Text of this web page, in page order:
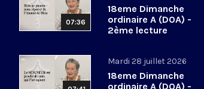
07:36
18eme Dimanche
ordinaire A (DOA) -
2ème lecture
Mardi 28 juillet 2026
18eme Dimanche
ordinaire A (DOA) -